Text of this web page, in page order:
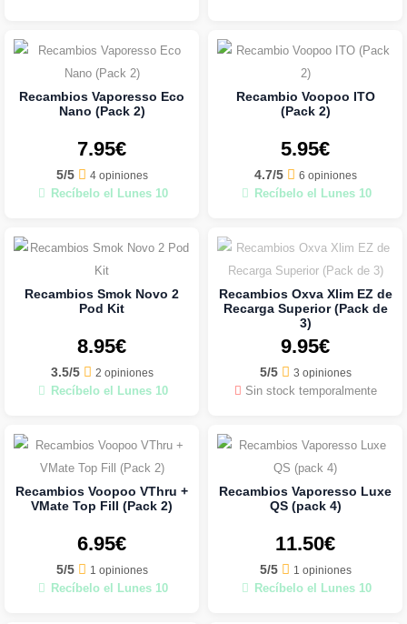
Recambios Vaporesso Eco
Nano (Pack 2)
7.95€
5/5 4 opiniones
Recíbelo el Lunes 10
Recambio Voopoo ITO
(Pack 2)
5.95€
4.7/5 6 opiniones
Recíbelo el Lunes 10
Recambios Smok Novo 2
Pod Kit
8.95€
3.5/5 2 opiniones
Recíbelo el Lunes 10
Recambios Oxva Xlim EZ de
Recarga Superior (Pack de
3)
9.95€
5/5 3 opiniones
Sin stock temporalmente
Recambios Voopoo VThru +
VMate Top Fill (Pack 2)
6.95€
5/5 1 opiniones
Recíbelo el Lunes 10
Recambios Vaporesso Luxe
QS (pack 4)
11.50€
5/5 1 opiniones
Recíbelo el Lunes 10